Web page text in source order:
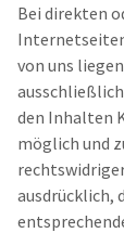
Bei direkten
von uns
den Inhalten
möglich und
ausdrücklich,